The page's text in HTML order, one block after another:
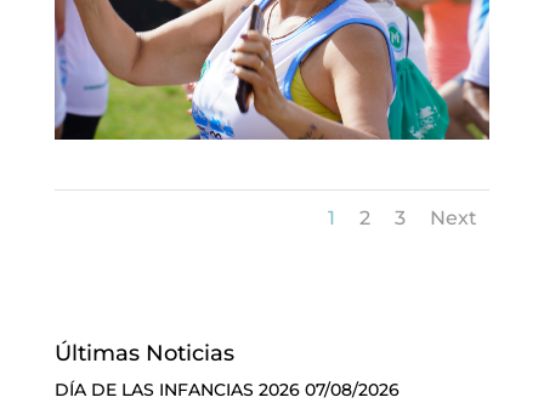
1 2 3 Next
Últimas Noticias
DÍA DE LAS INFANCIAS 2026 07/08/2026